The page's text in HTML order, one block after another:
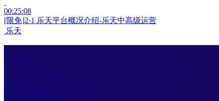
00:25:08
[限免]2·1 乐天平台概况介绍-乐天中高级运营
乐天